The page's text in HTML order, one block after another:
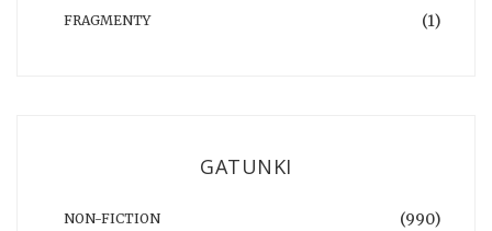
FRAGMENTY (1)
GATUNKI
NON-FICTION (990)